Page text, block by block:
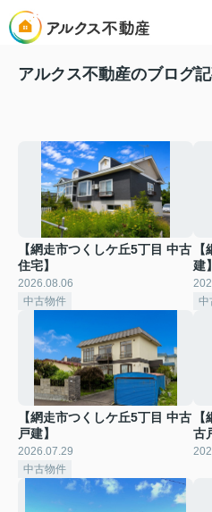
アルクス不動産のブログ
【網走市つくしケ丘5丁目 中古
住宅】
2026.08.06
中古物件
建】
中
【網走市つくしケ丘5丁目 中古
戸建】
2026.07.29
中古物件
古